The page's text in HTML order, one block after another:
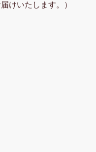
けいたします。）